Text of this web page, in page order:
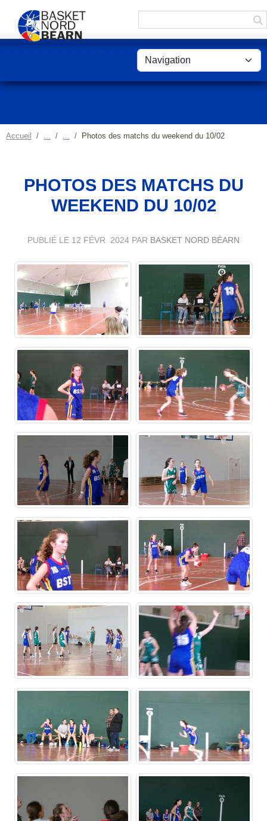
Accueil Photos des matchs du weekend du 10/02
PHOTOS DES MATCHS DU
WEEKEND DU 10/02
PUBLIÉ LE 12 FÉVR. 2024 PAR BASKET NORD BÉARN